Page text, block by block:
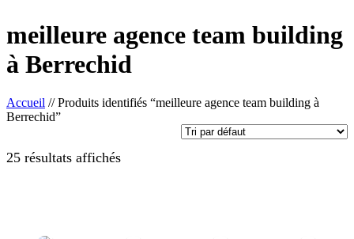
meilleure agence team building
à Berrechid
Accueil //Produits identifiés “meilleure agence team building à
Berrechid”
25 résultats affichés